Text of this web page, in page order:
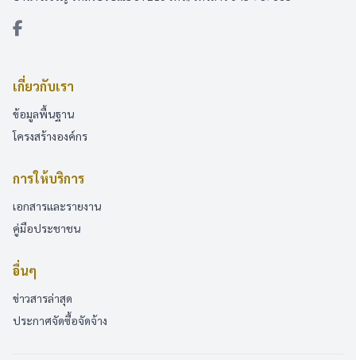
เกี่ยวกับเรา
ข้อมูลพื้นฐาน
โครงสร้างองค์กร
การให้บริการ
เอกสารและรายงาน
คู่มือประชาชน
อื่นๆ
ข่าวสารล่าสุด
ประกาศจัดซื้อจัดจ้าง